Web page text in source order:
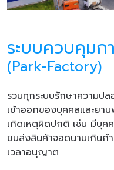
ระบบควบคุมก
(Park-Factory)
รวมทุกระบบรักษาความป
เข้าออกของบุคคลและยา
เกิดเหตุผิดปกติ เช่น มีบุค
ขนส่งสินค้าจอดนานเกิน
เวลาอนุญาต